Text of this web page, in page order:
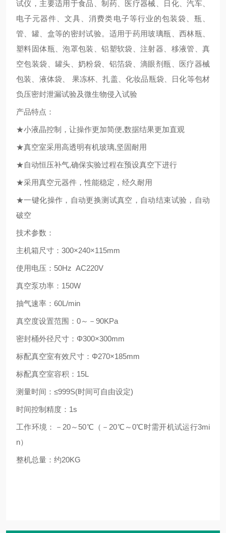
试仪，主要适用于食品、制药、医疗器械、日化、汽车、
电子元器件、文具、消费类电子等行业的包装袋、瓶、
管、罐、盒等的密封试验。适用于药用玻璃瓶、西林瓶、
塑料固体瓶、泡罩包装、铝塑软袋、注射器、移液管、真
空包装袋、罐头、奶粉袋、铝箔袋、滴眼剂瓶、医疗器械
包装、液体袋、 果冻杯、扎盖、化妆品瓶袋、日化等包材
负压密封泄漏试验及微生物侵入试验
产品特点：
★小液晶控制，让操作更加简便,数据结果更加直观
★真空室采用高透明有机玻璃,坚固耐用
★自动恒压补气,确保实验过程在预设真空下进行
★采用真空元器件，性能稳定，经久耐用
★一键化操作，自动更换测试真空，自动结束试验，自动
破空
技术参数：
主机箱尺寸：300×240×115mm
使用电压：50Hz AC220V
真空泵功率：150W
抽气速率：60L/min
真空度设置范围：0～－90KPa
密封桶外径尺寸：Φ300×300mm
标配真空室有效尺寸：Φ270×185mm
标配真空室容积：15L
测量时间：≤999S(时间可自由设定)
时间控制精度：1s
工作环境：－20～50℃（－20℃～0℃时需开机试运行3mi
n）
整机总量：约20KG